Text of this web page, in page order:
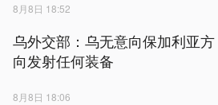
8月8日 18:52
乌外交部：乌无意向保加利亚方
向发射任何装备
8月8日 18:06